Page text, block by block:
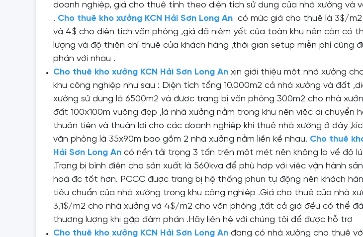
doanh nghiệp, giá cho thuê tính theo diện tích sử dụng của nhà xưởng và
. Cho thuê kho xưởng KCN Hải Sơn Long An có mức giá cho thuê là 3$/
và 4$ cho diện tích văn phòng ,giá đã niêm yết của toàn khu nên còn có
lượng và độ thiện chí thuê của khách hàng ,thời gian setup miễn phí cũng
phán với nhau .
Cho thuê kho xưởng KCN Hải Sơn Long An xin giới thiệu một nhà xưởng
khu công nghiệp như sau : Diện tích tổng 10.000m2 cả nhà xưởng và đất
xưởng sử dụng là 6500m2 và được trang bị văn phòng 300m2 cho nhà
đất 100x100m vuông đẹp ,là nhà xưởng nằm trong khu nên việc di chuyển
thuận tiện và thuận lợi cho các doanh nghiệp khi thuê nhà xưởng ở đây
văn phòng là 35x90m bao gồm 2 nhà xưởng nằm liền kề nhau. Cho thuê
Hải Sơn Long An có nền tải trọng 3 tấn trên một mét nên không lo về độ
.Trang bị bình điện cho sản xuất là 560kva để phù hợp với việc vận hành
hoá đc tốt hơn. PCCC được trang bị hệ thống phun tự động nên khách
tiêu chuẩn của nhà xưởng trong khu công nghiệp .Giá cho thuê của nhà
3,1$/m2 cho nhà xưởng và 4$/m2 cho văn phòng ,tất cả giá đều có thể
thương lượng khi gặp đàm phán .Hãy liên hệ với chúng tôi để được hỗ trợ
Cho thuê kho xưởng KCN Hải Sơn Long An đang có nhà xưởng cho thuê